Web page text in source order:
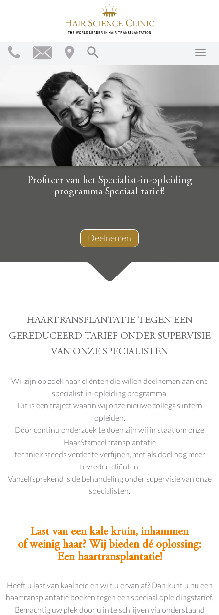
Profiteer van het Specialist-in-opleiding
programma Speciaal tarief!
Deelnemen
HAARTRANSPLANTATIE TEGEN EEN
GEREDUCEERD TARIEF ONDER SUPERVISIE
VAN ONZE SPECIALISTEN
Wij zijn op zoek naar cliënten die willen deelnemen aan ons
specialist-in-opleiding programma.
Dit is een traject waarin wij onze nieuwe collega’s intern
opleiden.
Door continu onderzoek te doen zijn wij in staat om onze
HaarStamcel transplantatie
techniek steeds verder te verfijnen, met als doel nog meer
tevreden cliënten.
Vanzelfsprekend is de behandeling onder supervisie van onze
specialisten.
Last van een kale kruin, inhammen
of weinig haar? Wij bieden dé oplossing:
Een haartransplantatie!
Heeft u last van kaalheid en wilt u ervan af? Dan kunt u nu een
haartransplantatie boeken tegen een speciaal opleidingstarief.
Bemachtig uw plek door u in te schrijven via onderstaand